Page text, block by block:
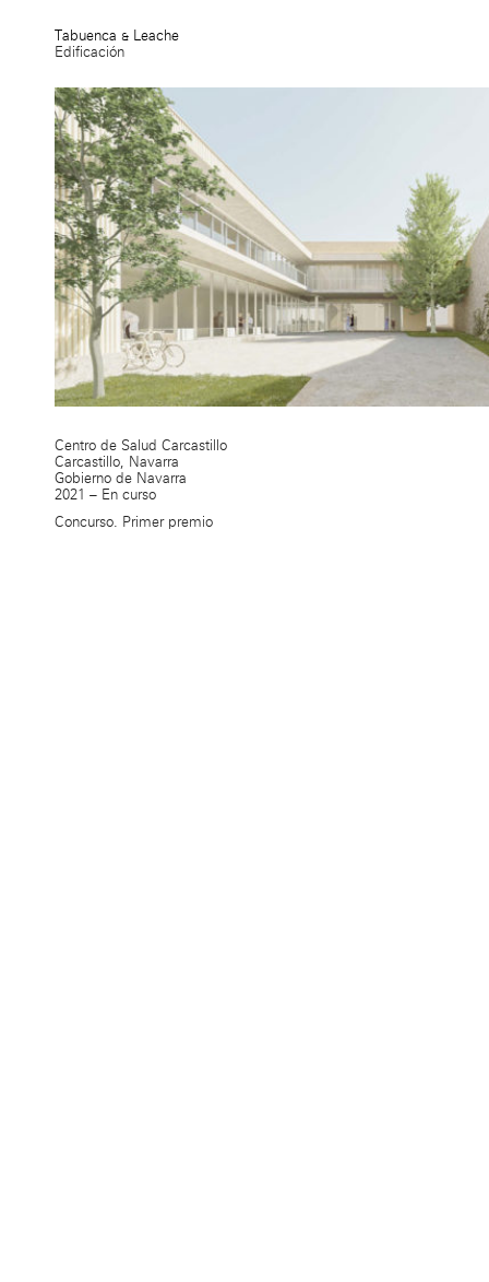
Tabuenca & Leache
Edificación
Centro de Salud Carcastillo
Carcastillo, Navarra
Gobierno de Navarra
2021 – En curso
Concurso. Primer premio